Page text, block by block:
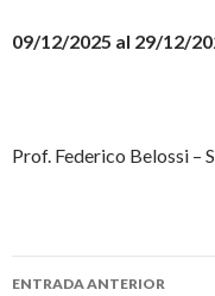
09/12/2025 al 29/12/
Prof. Federico Belossi –
Navegación
ENTRADA ANTERIOR